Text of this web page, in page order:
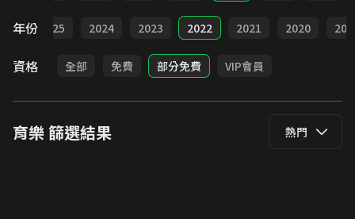
年份
部 2025 2024 2023 2022 2021 2020
資格 全部 免費 部分免費 VIP會員
育樂篩選結果 熱門